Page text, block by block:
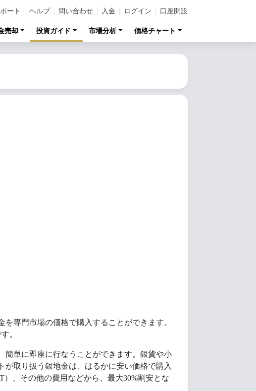
ート ヘルプ 問い合わせ 入金 ログイン 口座開設
売却 投資ガイド 市場分析 価格チャート
専門市場の価格で購入することができます。
。
簡単に即座に行なうことができます。銀貨や小
取り扱う銀地金は、はるかに安い価格で購入
、その他の費用などから、最大30%割安とな